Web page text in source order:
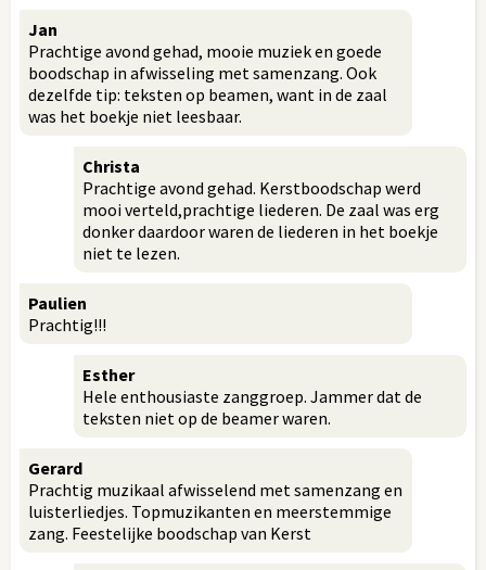
Jan
Prachtige avond gehad, mooie muziek en goede
boodschap in afwisseling met samenzang. Ook
dezelfde tip: teksten op beamen, want in de zaal
was het boekje niet leesbaar.
Christa
Prachtige avond gehad. Kerstboodschap werd
mooi verteld,prachtige liederen. De zaal was erg
donker daardoor waren de liederen in het boekje
niet te lezen.
Paulien
Prachtig!!!
Esther
Hele enthousiaste zanggroep. Jammer dat de
teksten niet op de beamer waren.
Gerard
Prachtig muzikaal afwisselend met samenzang en
luisterliedjes. Topmuzikanten en meerstemmige
zang. Feestelijke boodschap van Kerst